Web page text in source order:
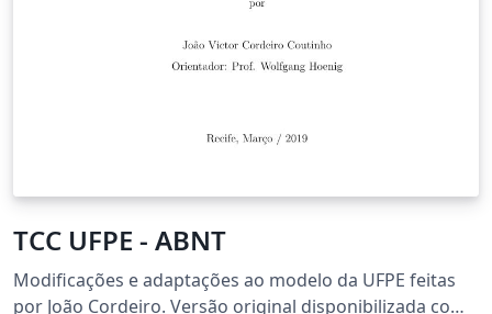
TCC UFPE - ABNT
Modificações e adaptações ao modelo da UFPE feitas
por João Cordeiro. Versão original disponibilizada como